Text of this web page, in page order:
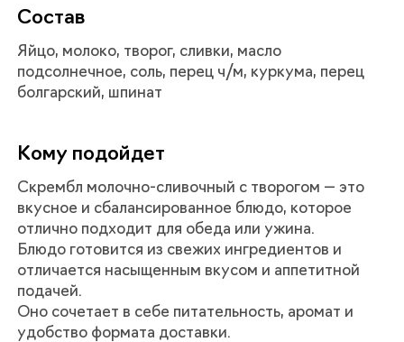
Состав
Яйцо, молоко, творог, сливки, масло
подсолнечное, соль, перец ч/м, куркума, перец
болгарский, шпинат
Кому подойдет
Скрембл молочно-сливочный с творогом — это
вкусное и сбалансированное блюдо, которое
отлично подходит для обеда или ужина.
Блюдо готовится из свежих ингредиентов и
отличается насыщенным вкусом и аппетитной
подачей.
Оно сочетает в себе питательность, аромат и
удобство формата доставки.